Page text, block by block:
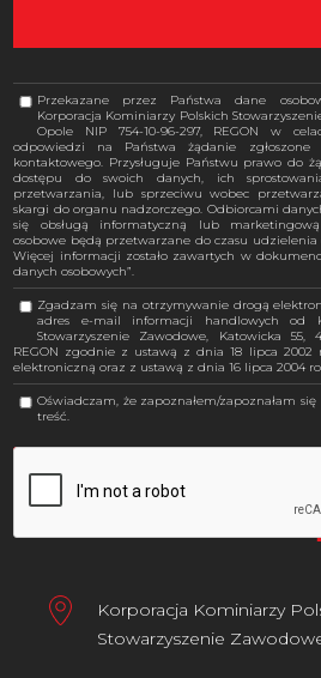
Przekazane przez Państwa dane
Korporacja Kominiarzy Polskich
Opole NIP 754-10-96-297, REGON w
odpowiedzi na Państwa żądanie
kontaktowego. Przysługuje Państwu prawo do
dostępu do swoich danych, ich
przetwarzania, lub sprzeciwu wobec
skargi do organu nadzorczego. Odbiorcami
się obsługą informatyczną lub
osobowe będą przetwarzane do czasu
Więcej informacji zostało zawartych w
danych osobowych”.
Zgadzam się na otrzymywanie drogą
adres e-mail informacji handlowych od
Stowarzyszenie Zawodowe, Katowicka 55,
REGON zgodnie z ustawą z dnia 18 lipca 2002
elektroniczną oraz z ustawą z dnia 16 lipca 2004
Oświadczam, że zapoznałem/zapoznałam
treść.
Korporacja Kominiarzy
Stowarzyszenie